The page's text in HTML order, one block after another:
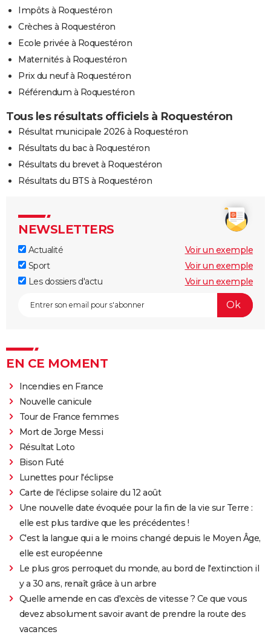
Impôts à Roquestéron
Crèches à Roquestéron
Ecole privée à Roquestéron
Maternités à Roquestéron
Prix du neuf à Roquestéron
Référendum à Roquestéron
Tous les résultats officiels à Roquestéron
Résultat municipale 2026 à Roquestéron
Résultats du bac à Roquestéron
Résultats du brevet à Roquestéron
Résultats du BTS à Roquestéron
NEWSLETTERS
Actualité
Voir un exemple
Sport
Voir un exemple
Les dossiers d'actu
Voir un exemple
EN CE MOMENT
Incendies en France
Nouvelle canicule
Tour de France femmes
Mort de Jorge Messi
Résultat Loto
Bison Futé
Lunettes pour l'éclipse
Carte de l'éclipse solaire du 12 août
Une nouvelle date évoquée pour la fin de la vie sur Terre :
elle est plus tardive que les précédentes !
C'est la langue qui a le moins changé depuis le Moyen Âge,
elle est européenne
Le plus gros perroquet du monde, au bord de l'extinction il
y a 30 ans, renaît grâce à un arbre
Quelle amende en cas d'excès de vitesse ? Ce que vous
devez absolument savoir avant de prendre la route des
vacances